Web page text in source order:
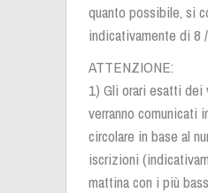
quanto possibile, si
indicativamente di 8
ATTENZIONE:
1) Gli orari esatti dei
verranno comunicati
circolare in base al
iscrizioni
mattina con i più